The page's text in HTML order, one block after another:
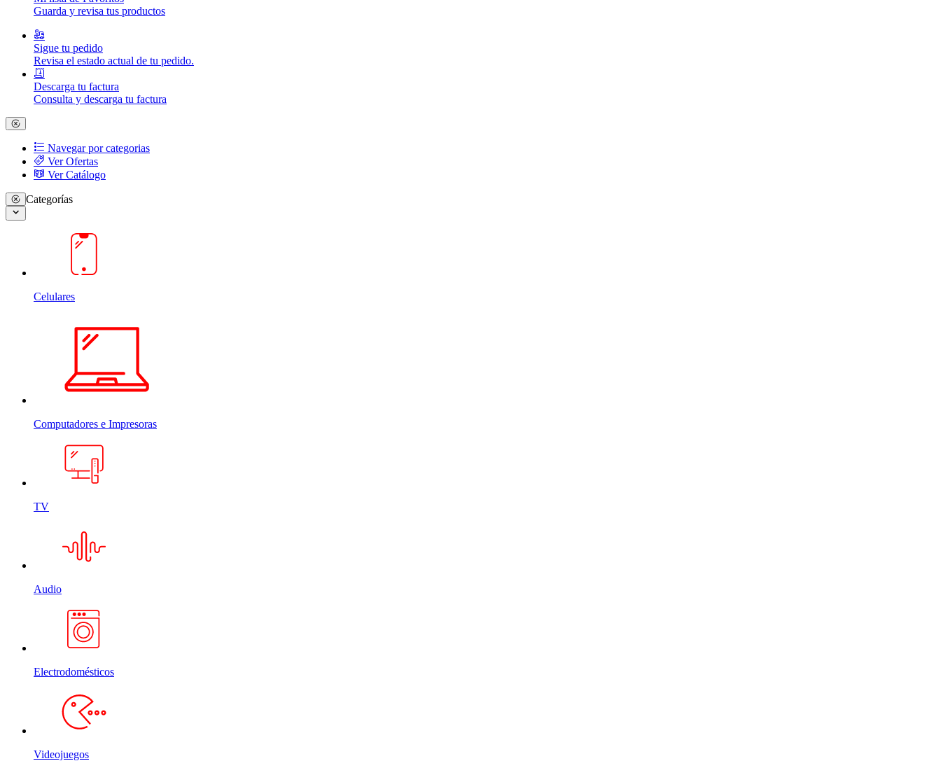
Guarda y revisa tus productos
Sigue tu pedido
Revisa el estado actual de tu pedido.
Descarga tu factura
Consulta y descarga tu factura
Navegar por categorias
Ver Ofertas
Ver Catálogo
Categorías
Celulares
Computadores e Impresoras
TV
Audio
Electrodomésticos
Videojuegos